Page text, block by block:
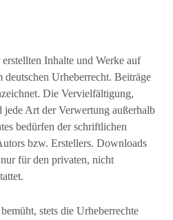
Inhalte und Werke auf
deutschen Urheberrecht. Beiträge
Die Vervielfältigung,
Art der Verwertung außerhalb
bedürfen der schriftlichen
bzw. Erstellers. Downloads
für den privaten, nicht
stets die Urheberrechte